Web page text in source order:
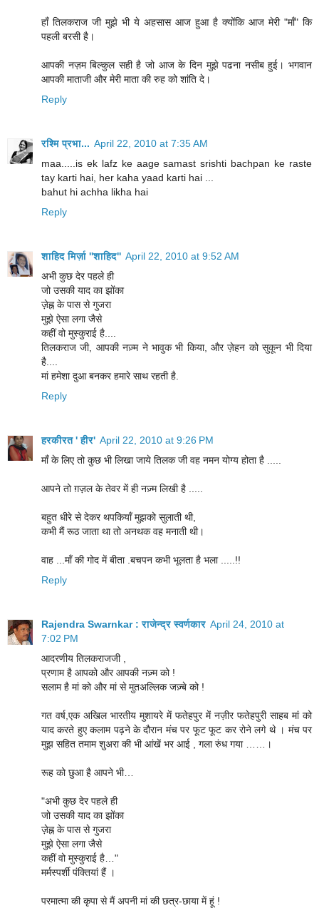
हाँ तिलकराज जी मुझे भी ये अहसास आज हुआ है क्योंकि आज मेरी "माँ" कि
पहली बरसी है।
आपकी नज़म बिल्कुल सही है जो आज के दिन मुझे पढना नसीब हुई। भगवान
आपकी माताजी और मेरी माता की रुह को शांति दे।
Reply
रश्मि प्रभा... April 22, 2010 at 7:35 AM
maa.....is ek lafz ke aage samast srishti bachpan ke raste
tay karti hai, her kaha yaad karti hai ...
bahut hi achha likha hai
Reply
शाहिद मिर्ज़ा ''शाहिद'' April 22, 2010 at 9:52 AM
अभी कुछ देर पहले ही
जो उसकी याद का झोंका
ज़ेह्न के पास से गुजरा
मुझे ऐसा लगा जैसे
कहीं वो मुस्‍कुराई है....
तिलकराज जी, आपकी नज़्म ने भावुक भी किया, और ज़ेहन को सुकून भी दिया
है....
मां हमेशा दुआ बनकर हमारे साथ रहती है.
Reply
हरकीरत ' हीर' April 22, 2010 at 9:26 PM
माँ के लिए तो कुछ भी लिखा जाये तिलक जी वह नमन योग्य होता है .....
आपने तो ग़ज़ल के तेवर में ही नज़्म लिखी है .....
बहुत धीरे से देकर थपकियॉं मुझको सुलाती थी,
कभी मैं रूठ जाता था तो अनथक वह मनाती थी।
वाह ...माँ की गोद में बीता .बचपन कभी भूलता है भला .....!!
Reply
Rajendra Swarnkar : राजेन्द्र स्वर्णकार April 24, 2010 at
7:02 PM
आदरणीय तिलकराजजी ,
प्रणाम है आपको और आपकी नज़्म को !
सलाम है मां को और मां से मुतअल्लिक जज़्बे को !
गत वर्ष,एक अखिल भारतीय मुशायरे में फतेहपुर में नज़ीर फतेहपुरी साहब मां को
याद करते हुए कलाम पढ़ने के दौरान मंच पर फूट फूट कर रोने लगे थे । मंच पर
मुझ सहित तमाम शुअरा की भी आंखें भर आई , गला रुंध गया ……।
रूह को छुआ है आपने भी…
"अभी कुछ देर पहले ही
जो उसकी याद का झोंका
ज़ेह्न के पास से गुजरा
मुझे ऐसा लगा जैसे
कहीं वो मुस्‍कुराई है…"
मर्मस्पर्शी पंक्तियां हैं ।
परमात्मा की कृपा से मैं अपनी मां की छत्र-छाया में हूं !